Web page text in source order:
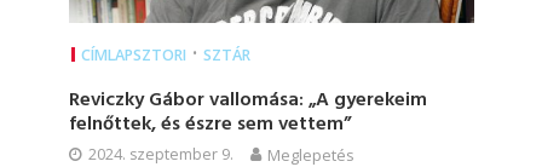
CÍMLAPSZTORI • SZTÁR
Reviczky Gábor vallomása: „A gyerekeim
felnőttek, és észre sem vettem”
2024. szeptember 9. Meglepetés